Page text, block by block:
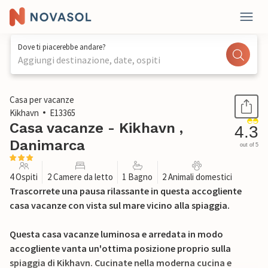
Dove ti piacerebbe andare?
Aggiungi destinazione, date, ospiti
1 / 13
Casa per vacanze
Kikhavn
E13365
Casa vacanze - Kikhavn ,
Danimarca
4.3
out of 5
4 Ospiti 2 Camere da letto 1 Bagno 2 Animali domestici
Trascorrete una pausa rilassante in questa accogliente
casa vacanze con vista sul mare vicino alla spiaggia.
Questa casa vacanze luminosa e arredata in modo
accogliente vanta un'ottima posizione proprio sulla
spiaggia di Kikhavn. Cucinate nella moderna cucina e